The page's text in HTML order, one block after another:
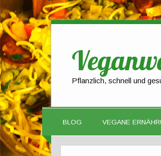
Pflanzlich, schnell und
BLOG VEGANE